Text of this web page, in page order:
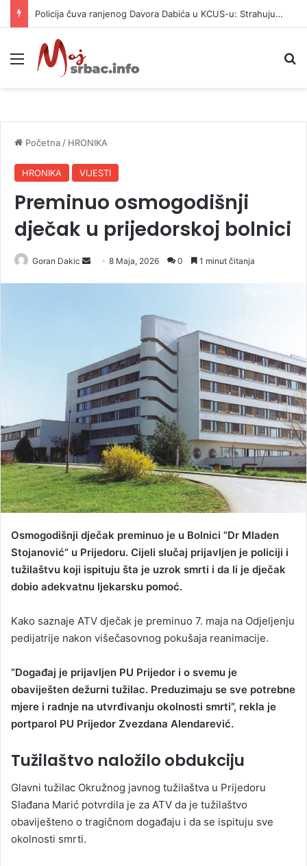
Policija čuva ranjenog Davora Dabića u KCUS-u: Strahuju od novog pokušaja ubistva
Meni
Početna / HRONIKA
HRONIKA VIJESTI
Preminuo osmogodišnji
dječak u prijedorskoj bolnici
Goran Dakic
m
a
i
l
8 Maja, 2026 0 1 minut čitanja
Osmogodišnji dječak preminuo je u Bolnici ”Dr Mladen
Stojanović” u Prijedoru. Cijeli slučaj prijavljen je policiji i
tužilaštvu koji ispituju šta je uzrok smrti i da li je dječak
dobio adekvatnu ljekarsku pomoć.
Kako saznaje ATV dječak je preminuo 7. maja na Odjeljenju
pedijatrije nakon višečasovnog pokušaja reanimacije.
”Događaj je prijavljen PU Prijedor i o svemu je
obaviješten dežurni tužilac. Preduzimaju se sve potrebne
mjere i radnje na utvrđivanju okolnosti smrti”, rekla je
portparol PU Prijedor Zvezdana Alendarević.
Tužilaštvo naložilo obdukciju
Glavni tužilac Okružnog javnog tužilaštva u Prijedoru
Slađana Marić potvrdila je za ATV da je tužilaštvo
obaviješteno o tragičnom događaju i da se ispituju sve
okolnosti smrti.